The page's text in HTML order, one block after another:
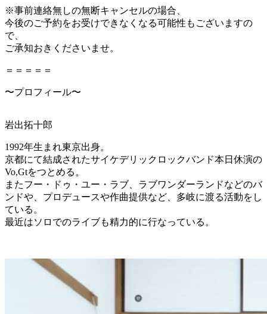
※事前連絡無しの無断キャンセルの場合、
今後のご予約をお受けできなくなる可能性もございますの
で、
ご承知おきくださいませ。
＝＝＝＝＝
〜プロフィール〜
岩出拓十郎
1992年生まれ東京出身。
京都にて結成されたサイケデリックロックバンド本日休演の
Vo,Gtをつとめる。
またフー・ドゥ・ユー・ラブ、ラブワンダーランドなどのバ
ンドや、プロデュースや作曲提供など、多岐に渡る活動をし
ている。
最近はソロでのライブも精力的に行なっている。